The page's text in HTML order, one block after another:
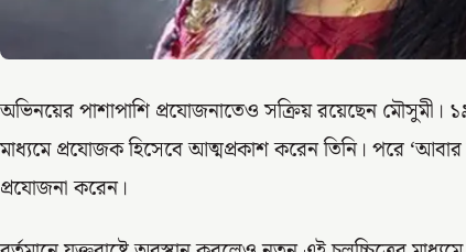
অভিনয়ের পাশাপাশি প্রযোজনাতেও সক্রিয় রয়েছেন মৌসুমী।
মাধ্যমে প্রযোজক হিসেবে আত্মপ্রকাশ করেন তিনি। পরে
প্রযোজনা করেন।